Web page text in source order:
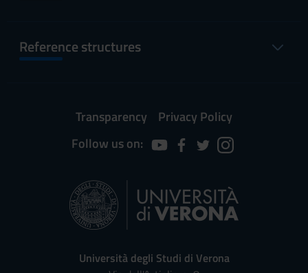
Reference structures
Transparency
Privacy Policy
Follow us on:
Università degli Studi di Verona